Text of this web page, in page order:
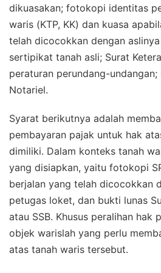
dikuasakan; fotokopi identitas
waris (KTP, KK) dan kuasa
telah dicocokkan dengan
sertipikat tanah asli; Surat
peraturan perundang-
Notariel.
Syarat berikutnya adalah
pembayaran pajak untuk hak
dimiliki. Dalam konteks tanah
yang disiapkan, yaitu fotokopi
berjalan yang telah dicocokkan
petugas loket, dan bukti lunas
atau SSB. Khusus peralihan hak
objek warislah yang perlu
atas tanah waris tersebut.